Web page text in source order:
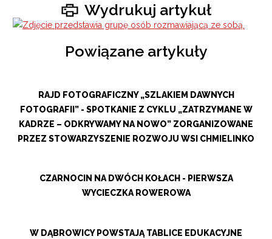
Wydrukuj artykuł
Powiązane artykuły
RAJD FOTOGRAFICZNY „SZLAKIEM DAWNYCH
FOTOGRAFII” - SPOTKANIE Z CYKLU „ZATRZYMANE W
KADRZE – ODKRYWAMY NA NOWO” ZORGANIZOWANE
PRZEZ STOWARZYSZENIE ROZWOJU WSI CHMIELINKO
CZARNOCIN NA DWÓCH KOŁACH - PIERWSZA
WYCIECZKA ROWEROWA
W DĄBROWICY POWSTAJĄ TABLICE EDUKACYJNE